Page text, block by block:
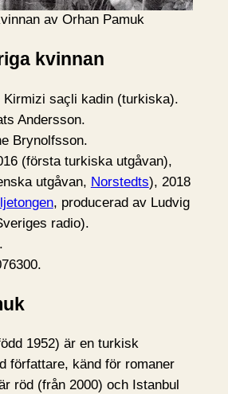
av Orhan Pamuk
kvinnan
saçli kadin (turkiska).
Andersson.
Brynolfsson.
(första turkiska utgåvan),
utgåvan, Norstedts), 2018
, producerad av Ludvig
radio).
1952) är en turkisk
författare, känd för romaner
röd (från 2000) och Istanbul